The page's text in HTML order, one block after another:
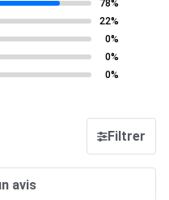
78%
22%
0%
0%
0%
Filtrer
avis